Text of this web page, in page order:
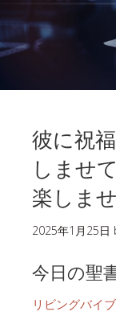
彼に祝
しませ
楽しま
2025年1月25日
今日の聖
リビングバイ